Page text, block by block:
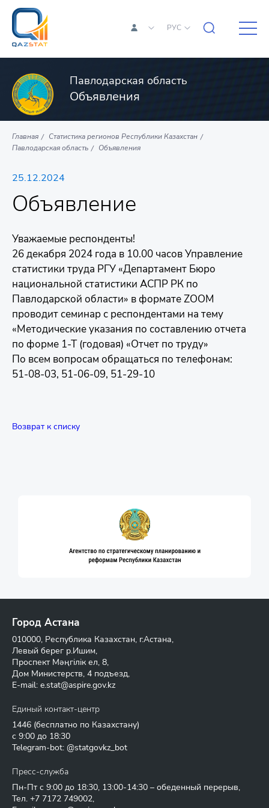
РУС
Павлодарская область
Объявления
Главная
Статистика регионов Республики Казахстан
Павлодарская область
Объявления
25.12.2024
Объявление
Уважаемые респонденты!
26 декабря 2024 года в 10.00 часов Управление
статистики труда РГУ «Департамент Бюро
национальной статистики АСПР РК по
Павлодарской области» в формате ZOOM
проводит семинар с респондентами на тему
«Методические указания по составлению отчета
по форме 1-Т (годовая) «Отчет по труду»
По всем вопросам обращаться по телефонам:
51-08-03, 51-06-09, 51-29-10
Возврат к списку
Город Астана
010000, Республика Казахстан, г.Астана,
Левый берег р.Ишим,
Проспект Мәңгілік ел, 8,
Дом Министерств, 4 подъезд,
E-mail: e.stat@aspire.gov.kz
Единый контакт-центр
1446 (бесплатно по Казахстану)
с 9:00 до 18:30
Telegram-bot: @statgovkz_bot
Пресс-служба
Пн-Пт с 9:00 до 18:30, 13:00-14:30 – обеденный перерыв,
Тел. +7 7172 749002,